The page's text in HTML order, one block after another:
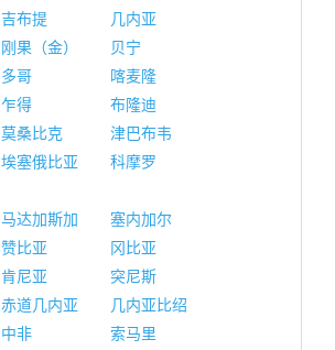
吉布提
几内亚
刚果（金）
贝宁
多哥
喀麦隆
乍得
布隆迪
莫桑比克
津巴布韦
埃塞俄比亚
科摩罗
马达加斯加
塞内加尔
赞比亚
冈比亚
肯尼亚
突尼斯
赤道几内亚
几内亚比绍
中非 索马里